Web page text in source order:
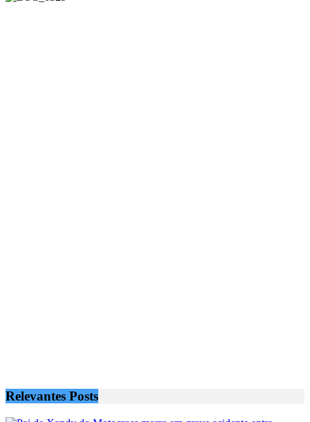
Relevantes Posts